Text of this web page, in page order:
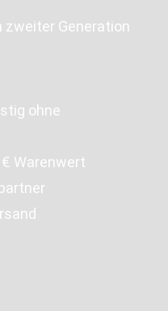
zweiter Generation
ohne
Warenwert